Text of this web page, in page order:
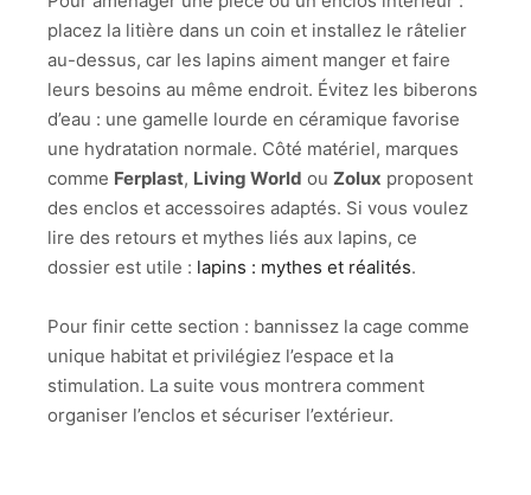
placez la litière dans un coin et installez le râtelier
au-dessus, car les lapins aiment manger et faire
leurs besoins au même endroit. Évitez les biberons
d’eau : une gamelle lourde en céramique favorise
une hydratation normale. Côté matériel, marques
comme Ferplast, Living World ou Zolux proposent
des enclos et accessoires adaptés. Si vous voulez
lire des retours et mythes liés aux lapins, ce
dossier est utile : lapins : mythes et réalités.
Pour finir cette section : bannissez la cage comme
unique habitat et privilégiez l’espace et la
stimulation. La suite vous montrera comment
organiser l’enclos et sécuriser l’extérieur.